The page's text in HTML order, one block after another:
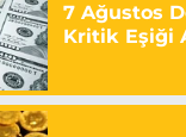
7 Ağustos
Kritik Eşiği